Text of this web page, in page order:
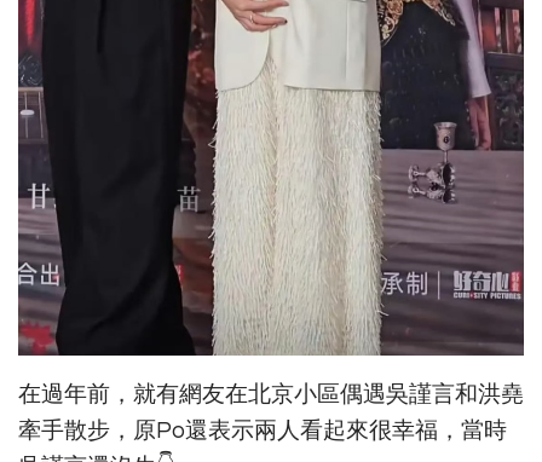
在過年前，就有網友在北京小區偶遇吳謹言和洪堯
牽手散步，原Po還表示兩人看起來很幸福，當時